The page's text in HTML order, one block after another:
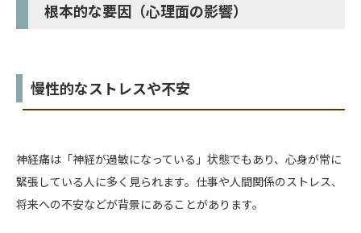
根本的な要因（心理面の影響）
慢性的なストレスや不安
神経痛は「神経が過敏になっている」状態でもあり、心身が常に
緊張している人に多く見られます。仕事や人間関係のストレス、
将来への不安などが背景にあることがあります。